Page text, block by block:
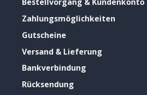
Zahlungsmöglichkeiten
Gutscheine
Versand & Lieferung
Bankverbindung
Rücksendung